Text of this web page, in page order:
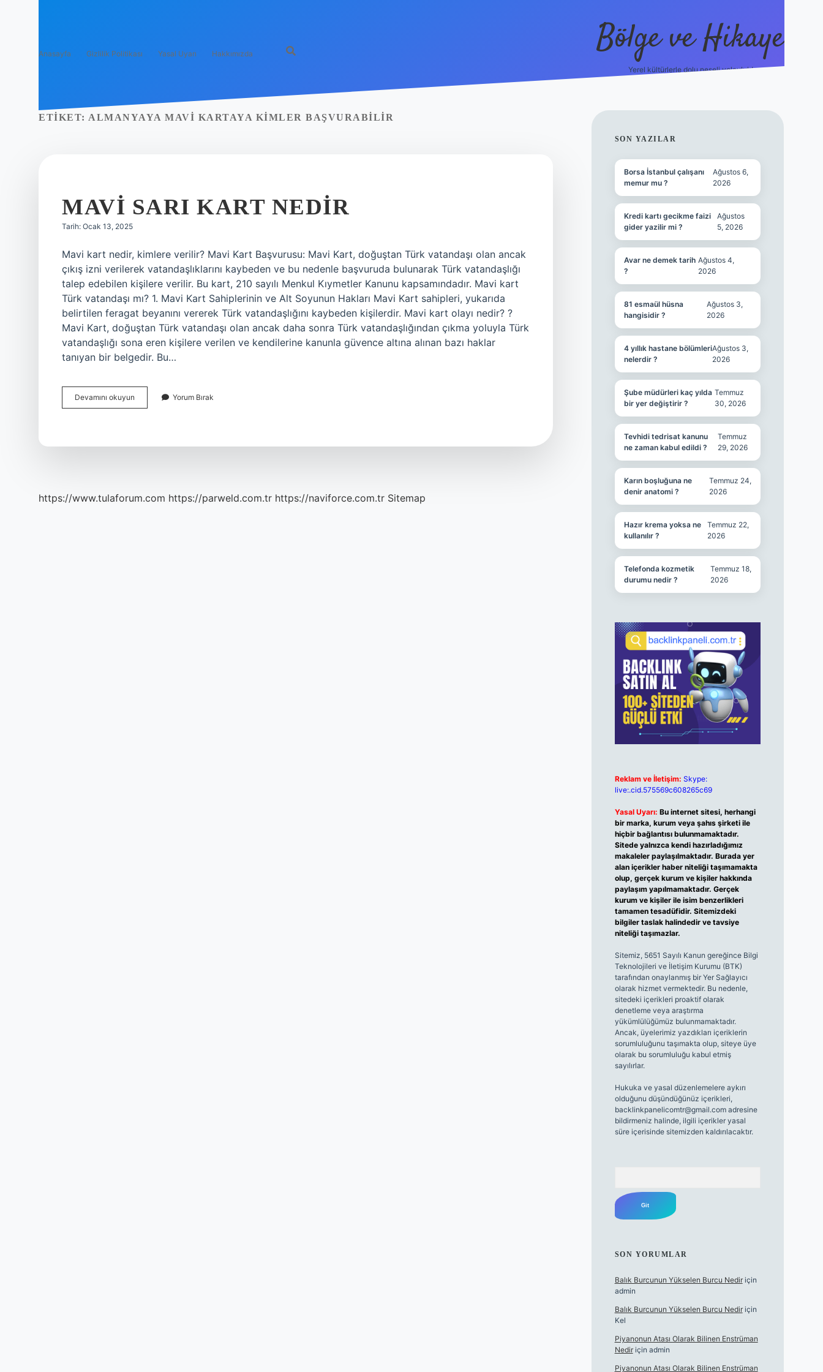
Anasayfa Gizlilik Politikası Yasal Uyarı Hakkımızda Bölge ve Hikaye
Yerel kültürlerle dolu neşeli yolculuk!
ETIKET: ALMANYAYA MAVI KARTAYA KIMLER BAŞVURABILIR
MAVI SARI KART NEDIR
Tarih: Ocak 13, 2025
Mavi kart nedir, kimlere verilir? Mavi Kart Başvurusu: Mavi Kart, doğuştan Türk vatandaşı olan ancak
çıkış izni verilerek vatandaşlıklarını kaybeden ve bu nedenle başvuruda bulunarak Türk vatandaşlığı
talep edebilen kişilere verilir. Bu kart, 210 sayılı Menkul Kıymetler Kanunu kapsamındadır. Mavi kart
Türk vatandaşı mı? 1. Mavi Kart Sahiplerinin ve Alt Soyunun Hakları Mavi Kart sahipleri, yukarıda
belirtilen feragat beyanını vererek Türk vatandaşlığını kaybeden kişilerdir. Mavi kart olayı nedir? ?
Mavi Kart, doğuştan Türk vatandaşı olan ancak daha sonra Türk vatandaşlığından çıkma yoluyla Türk
vatandaşlığı sona eren kişilere verilen ve kendilerine kanunla güvence altına alınan bazı haklar
tanıyan bir belgedir. Bu…
Devamını okuyun
Sarı
Yorum Bırak
https://www.tulaforum.com https://parweld.com.tr https://naviforce.com.tr Sitemap
SIDEBAR
SON YAZILAR
Borsa İstanbul çalışanı
memur mu ?
Ağustos 6,
2026
Kredi kartı gecikme faizi
gider yazilir mi ?
Ağustos
5, 2026
Avar ne demek tarih
?
Ağustos 4,
2026
81 esmaül hüsna
hangisidir ?
Ağustos 3,
2026
4 yıllık hastane bölümleri
nelerdir ?
Ağustos 3,
2026
Şube müdürleri kaç yılda
bir yer değiştirir ?
Temmuz
30, 2026
Tevhidi tedrisat kanunu
ne zaman kabul edildi ?
Temmuz
29, 2026
Karın boşluğuna ne
denir anatomi ?
Temmuz 24,
2026
Hazır krema yoksa ne
kullanılır ?
Temmuz 22,
2026
Telefonda kozmetik
durumu nedir ?
Temmuz 18,
2026
Reklam ve İletişim: Skype:
live:.cid.575569c608265c69
Yasal Uyarı: Bu internet sitesi, herhangi
bir marka, kurum veya şahıs şirketi ile
hiçbir bağlantısı bulunmamaktadır.
Sitede yalnızca kendi hazırladığımız
makaleler paylaşılmaktadır. Burada yer
alan içerikler haber niteliği taşımamakta
olup, gerçek kurum ve kişiler hakkında
paylaşım yapılmamaktadır. Gerçek
kurum ve kişiler ile isim benzerlikleri
tamamen tesadüfidir. Sitemizdeki
bilgiler taslak halindedir ve tavsiye
niteliği taşımazlar.
Sitemiz, 5651 Sayılı Kanun gereğince Bilgi
Teknolojileri ve İletişim Kurumu (BTK)
tarafından onaylanmış bir Yer Sağlayıcı
olarak hizmet vermektedir. Bu nedenle,
sitedeki içerikleri proaktif olarak
denetleme veya araştırma
yükümlülüğümüz bulunmamaktadır.
Ancak, üyelerimiz yazdıkları içeriklerin
sorumluluğunu taşımakta olup, siteye üye
olarak bu sorumluluğu kabul etmiş
sayılırlar.
Hukuka ve yasal düzenlemelere aykırı
olduğunu düşündüğünüz içerikleri,
backlinkpanelicomtr@gmail.comadresine
bildirmeniz halinde, ilgili içerikler yasal
süre içerisinde sitemizden kaldırılacaktır.
SON YORUMLAR
Balık Burcunun Yükselen Burcu Nediriçin
admin
Balık Burcunun Yükselen Burcu Nediriçin
Kel
Piyanonun Atası Olarak Bilinen Enstrüman
Nediriçin admin
Piyanonun Atası Olarak Bilinen Enstrüman
grand opera